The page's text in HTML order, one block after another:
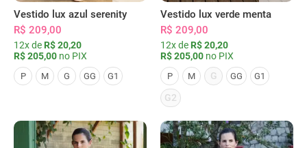
Vestido lux azul serenity
R$ 209,00
12x de R$ 20,20
R$ 205,00 no PIX
P M G GG G1
Vestido lux verde menta
R$ 209,00
12x de R$ 20,20
R$ 205,00 no PIX
P M G GG G1
G2